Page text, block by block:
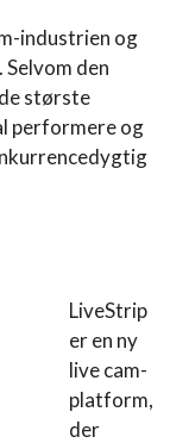
industrien og
den
største
performere og
LiveStrip
er en ny
live cam-
platform,
der